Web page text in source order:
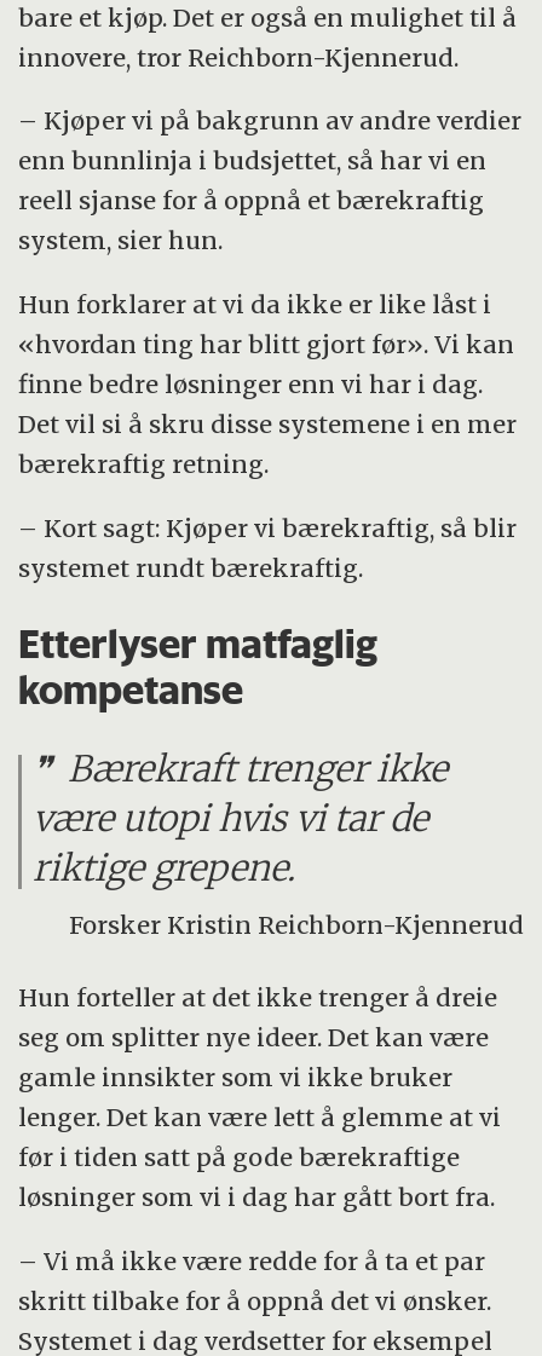
bare et kjøp. Det er også en mulighet til å
innovere, tror Reichborn-Kjennerud.
– Kjøper vi på bakgrunn av andre verdier
enn bunnlinja i budsjettet, så har vi en
reell sjanse for å oppnå et bærekraftig
system, sier hun.
Hun forklarer at vi da ikke er like låst i
«hvordan ting har blitt gjort før». Vi kan
finne bedre løsninger enn vi har i dag.
Det vil si å skru disse systemene i en mer
bærekraftig retning.
– Kort sagt: Kjøper vi bærekraftig, så blir
systemet rundt bærekraftig.
Etterlyser matfaglig
kompetanse
Bærekraft trenger ikke
være utopi hvis vi tar de
riktige grepene.
Forsker Kristin Reichborn-Kjennerud
Hun forteller at det ikke trenger å dreie
seg om splitter nye ideer. Det kan være
gamle innsikter som vi ikke bruker
lenger. Det kan være lett å glemme at vi
før i tiden satt på gode bærekraftige
løsninger som vi i dag har gått bort fra.
– Vi må ikke være redde for å ta et par
skritt tilbake for å oppnå det vi ønsker.
Systemet i dag verdsetter for eksempel